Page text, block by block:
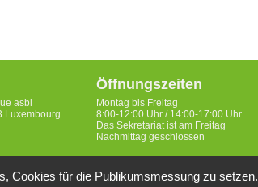
asbl
Luxembourg
Öffnungszeiten
Montag bis Freitag
8:00-12:00 Uhr / 14:00-17:00 Uhr
Das Sekretariat ist am Freitag
Nachmittag geschlossen
Cookies für die Publikumsmessung zu setzen.